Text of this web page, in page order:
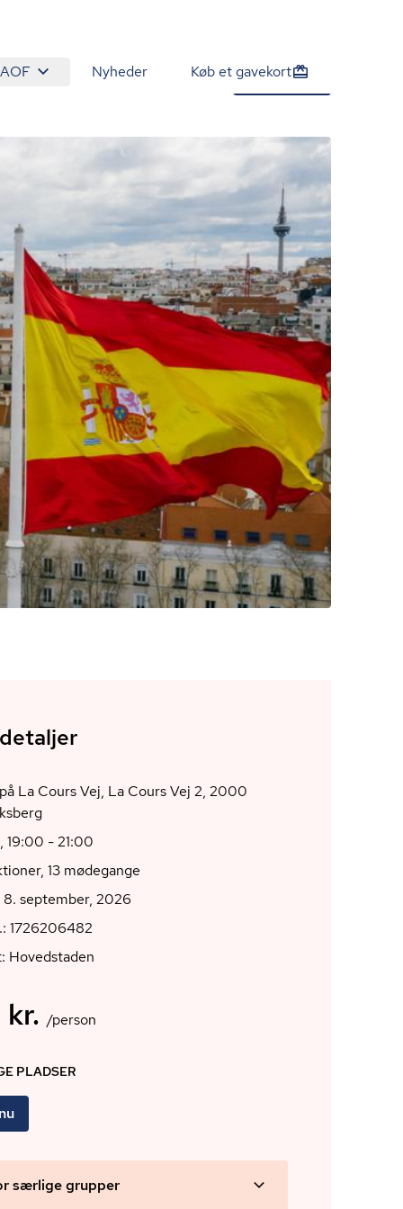
Nyheder Køb et gavekort
1.690 kr. /person Tilmeld nu
La Cours Vej, La Cours Vej 2, 2000
19:00 - 21:00
13 mødegange
8. september, 2026
1726206482
Hovedstaden
kr. /person
PLADSER
særlige grupper